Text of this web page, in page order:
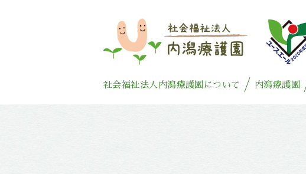
社会福祉法人内潟療護園について 内潟療護園